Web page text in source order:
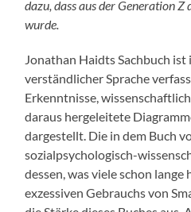
dazu, dass aus der Generation Z
wurde.
Jonathan Haidts Sachbuch ist
verständlicher Sprache
Erkenntnisse,
daraus hergeleitete
dargestellt. Die in dem Buch
sozialpsychologisch-
dessen, was viele schon lange
exzessiven Gebrauchs von